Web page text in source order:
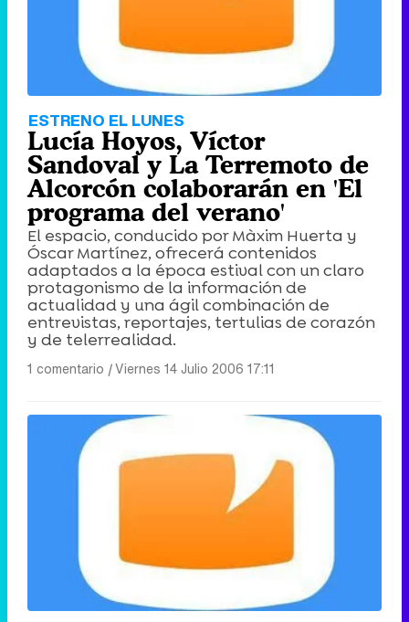
ESTRENO EL LUNES
Lucía Hoyos, Víctor
Sandoval y La Terremoto de
Alcorcón colaborarán en 'El
programa del verano'
El espacio, conducido por Màxim Huerta y
Óscar Martínez, ofrecerá contenidos
adaptados a la época estival con un claro
protagonismo de la información de
actualidad y una ágil combinación de
entrevistas, reportajes, tertulias de corazón
y de telerrealidad.
1 comentario |Viernes 14 Julio 2006 17:11